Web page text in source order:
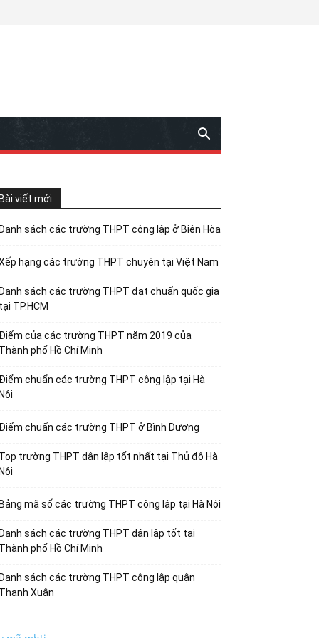
Bài viết mới
Danh sách các trường THPT công lập ở Biên Hòa
hạng các trường THPT chuyên tại Việt Nam
Danh sách các trường THPT đạt chuẩn quốc gia
tại TP.HCM
Điểm của các trường THPT năm 2019 của
Thành phố Hồ Chí Minh
Điểm chuẩn các trường THPT công lập tại Hà
Nội
Điểm chuẩn các trường THPT ở Bình Dương
Top trường THPT dân lập tốt nhất tại Thủ đô Hà
Nội
Bảng mã số các trường THPT công lập tại Hà Nội
Danh sách các trường THPT dân lập tốt tại
Thành phố Hồ Chí Minh
Danh sách các trường THPT công lập quận
Thanh Xuân